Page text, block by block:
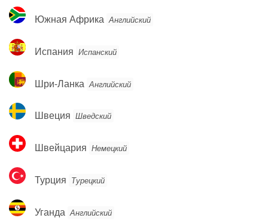
Южная
Африка
Южная Африка Английский
Испания
Испания Испанский
Шри-
Ланка
Шри-Ланка Английский
Швеция
Швеция Шведский
Швейцария
Швейцария Немецкий
Турция
Турция Турецкий
Уганда
Уганда Английский